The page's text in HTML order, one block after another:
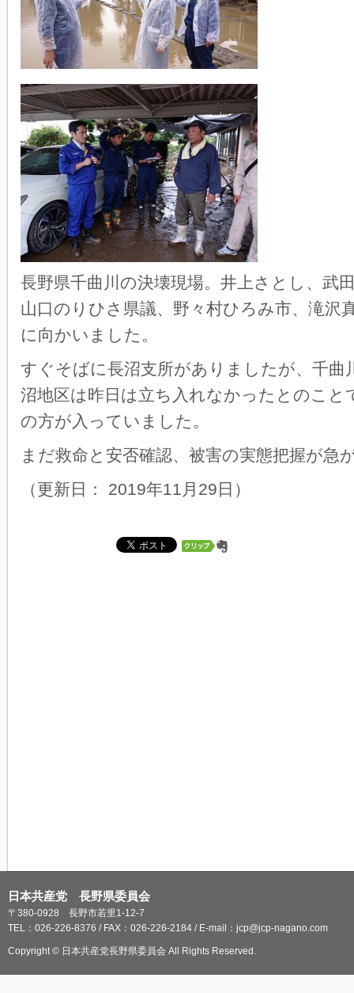
長野県千曲川の決壊現場。井上さとし、武
山口のりひさ県議、野々村ひろみ市、滝沢
に向かいました。
すぐそばに長沼支所がありましたが、千曲
沼地区は昨日は立ち入れなかったとのこと
の方が入っていました。
まだ救命と安否確認、被害の実態把握が急
（更新日： 2019年11月29日）
日本共産党 長野県委員会
〒380-0928 長野市若里1-12-7
TEL：026-226-8376 / FAX：026-226-2184 / E-mail：jcp@jcp-nagano.com
Copyright © 日本共産党長野県委員会 All Rights Reserved.